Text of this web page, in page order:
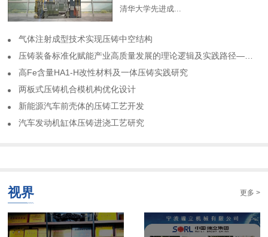
清华大学先进成...
气体注射成型技术实现压铸中空结构
​压铸装备标准化赋能产业高质量发展的理论逻辑及实践路径——基于力劲集团标准化实践历程的回顾
高Fe含量HA1-H改性材料及一体压铸实践研究
两板式压铸机合模机构优化设计
​新能源汽车前壳体的压铸工艺开发
​汽车发动机缸体压铸进浇工艺研究
视界 更多 >